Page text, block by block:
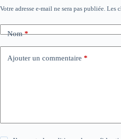
Votre adresse e-mail ne sera pas publiée. Les
Nom*
Ajouter un commentaire *